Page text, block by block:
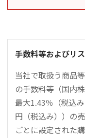
手数料等およびリ
当社で取扱う商品
の手数料等（国内
最大1.43％（税込
円（税込み））の
ごとに設定された